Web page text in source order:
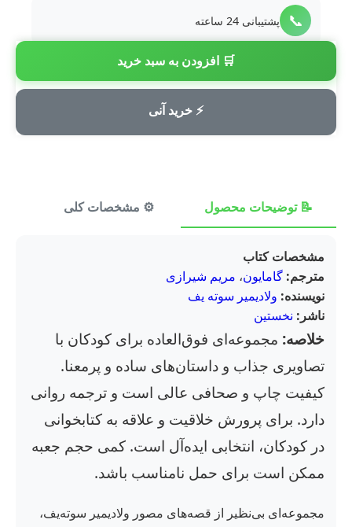
🛒 افزودن به سبد خرید
⚡ خرید آنی
📞 پشتیبانی 24 ساعته
💳 پرداخت امن
📝 توضیحات محصول ⚙️ مشخصات کلی
مشخصات کتاب
مترجم: گامایون، مریم شیرازی
نویسنده: ولادیمیر سوته یف
ناشر: نخستین
خلاصه: مجموعه‌ای فوق‌العاده برای کودکان با
تصاویری جذاب و داستان‌های ساده و پرمعنا.
کیفیت چاپ و صحافی عالی است و ترجمه روانی
دارد. برای پرورش خلاقیت و علاقه به کتابخوانی
در کودکان، انتخابی ایده‌آل است. کمی حجم جعبه
ممکن است برای حمل نامناسب باشد.
مجموعه‌ای بی‌نظیر از قصه‌های مصور ولادیمیر سوته‌یف،